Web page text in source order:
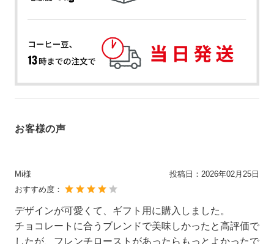
お客様の声
Mi様 投稿日： 2026年02月25日
おすすめ度：
デザインが可愛くて、ギフト用に購入しました。
チョコレートに合うブレンドで美味しかったと高評価で
したが、フレンチローストがあったらもっとよかったで